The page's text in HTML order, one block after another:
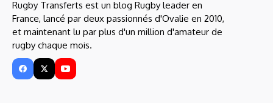
Rugby Transferts est un blog Rugby leader en
France, lancé par deux passionnés d'Ovalie en 2010,
et maintenant lu par plus d'un million d'amateur de
rugby chaque mois.